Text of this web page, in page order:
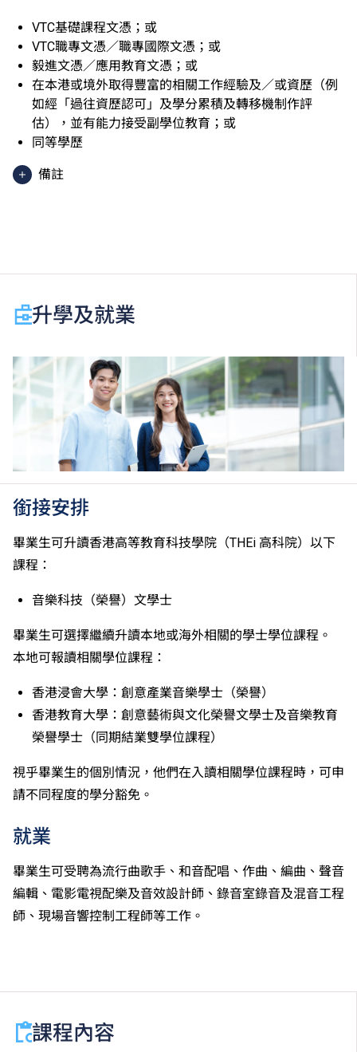
VTC基礎課程文憑；或
VTC職專文憑／職專國際文憑；或
毅進文憑／應用教育文憑；或
在本港或境外取得豐富的相關工作經驗及／或資歷（例
如經「過往資歷認可」及學分累積及轉移機制作評
估），並有能力接受副學位教育；或
同等學歷
備註
於申請入學時只可計算一科其他語言科目（丙類科
目）。2024年及以前之其他語言科目取得「D或E級」
香港中學文憑考試科目成績達「第二級」／「第三
級」。 2025年或以後之法語／德語／西班牙語語言能
力水平達A2或以上、日語達N3或以上 及 韓語達TOPIK
II, 3級或以上，均被接受為一般入學條件中的五科之
一。2026年起，烏爾都語成績達E級或以上亦會被接
受。詳情請按
此處。
績，於申請入學時會被視為等同香港中學文憑考試科目
成績達「第二級」。
如五科香港中學文憑考試的其中一科為公民與社會發展
其他四個香港中學文憑考試科目（包括中國語文和英國
語文）取得第二級或以上成績。另外，數學科延伸部分
入學條件中的五科之一。如申請人同時持有單元一及單
元二成績，於申請入學時只計算成績較佳的一個單元。
以前入讀的學生須完成指定升學單元）的畢業生。
修畢職專國際文憑課程的學生，可按其BTEC及IGCSE
申請人所遞交的工作經驗及／或資歷，會經有關學系作
個別評核。
升學及就業
銜接安排
畢業生可升讀香港高等教育科技學院（THEi 高科院）以下
課程：
音樂科技（榮譽）文學士
畢業生可選擇繼續升讀本地或海外相關的學士學位課程。
本地可報讀相關學位課程：
香港浸會大學：創意產業音樂學士（榮譽）
香港教育大學：創意藝術與文化榮譽文學士及音樂教育
榮譽學士（同期結業雙學位課程）
視乎畢業生的個別情況，他們在入讀相關學位課程時，可申
請不同程度的學分豁免。
就業
畢業生可受聘為流行曲歌手、和音配唱、作曲、編曲、聲音
編輯、電影電視配樂及音效設計師、錄音室錄音及混音工程
師、現場音響控制工程師等工作。
課程內容